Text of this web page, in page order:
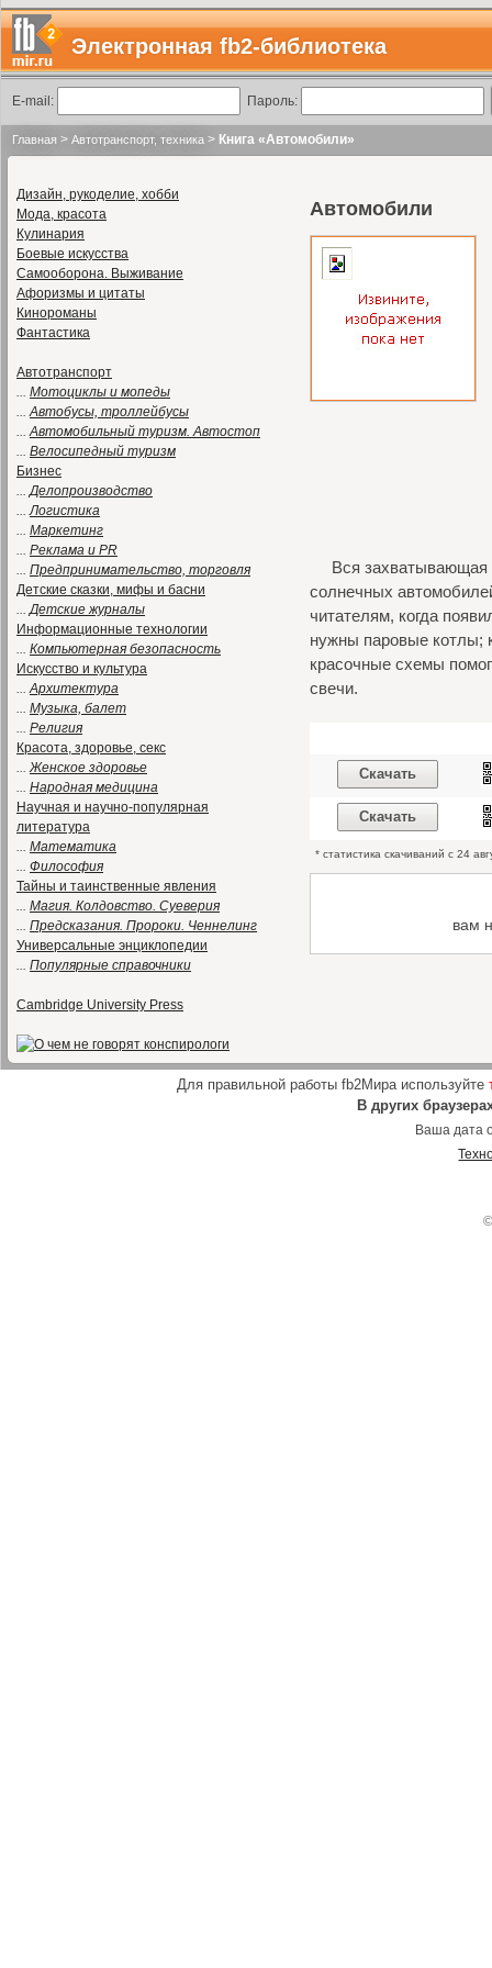
Электронная fb2-библиотека
E-mail: Пароль:
Главная > Автотранспорт, техника > Книга «Автомобили»
Дизайн, рукоделие, хобби
Мода, красота
Кулинария
Боевые искусства
Самооборона. Выживание
Афоризмы и цитаты
Кинороманы
Фантастика
Автотранспорт
... Мотоциклы и мопеды
...Автобусы, троллейбусы
...Автомобильный туризм. Автостоп
... Велосипедный туризм
Бизнес
...Делопроизводство
...Логистика
... Маркетинг
... Реклама и PR
... Предпринимательство, торговля
Детские сказки, мифы и басни
...Детские журналы
Информационные технологии
... Компьютерная безопасность
Искусство и культура
...Архитектура
... Музыка, балет
... Религия
Красота, здоровье, секс
...Женское здоровье
... Народная медицина
Научная и научно-популярная
литература
... Математика
... Философия
Тайны и таинственные явления
... Магия. Колдовство. Суеверия
... Предсказания. Пророки. Ченнелинг
Универсальные энциклопедии
... Популярные справочники
Cambridge University Press
Автомобили
Вся захватывающая
солнечных
читателям, когда
нужны паровые котлы;
красочные схемы
свечи.
Скачать
Скачать
* статистика скачиваний с 24
вам
Для правильной работы fb2Мира используйте
В других
Ваша дата